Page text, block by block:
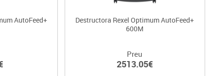
AutoFeed+
Destructora Rexel Optimum AutoFeed+
600M
Preu
2513.05€